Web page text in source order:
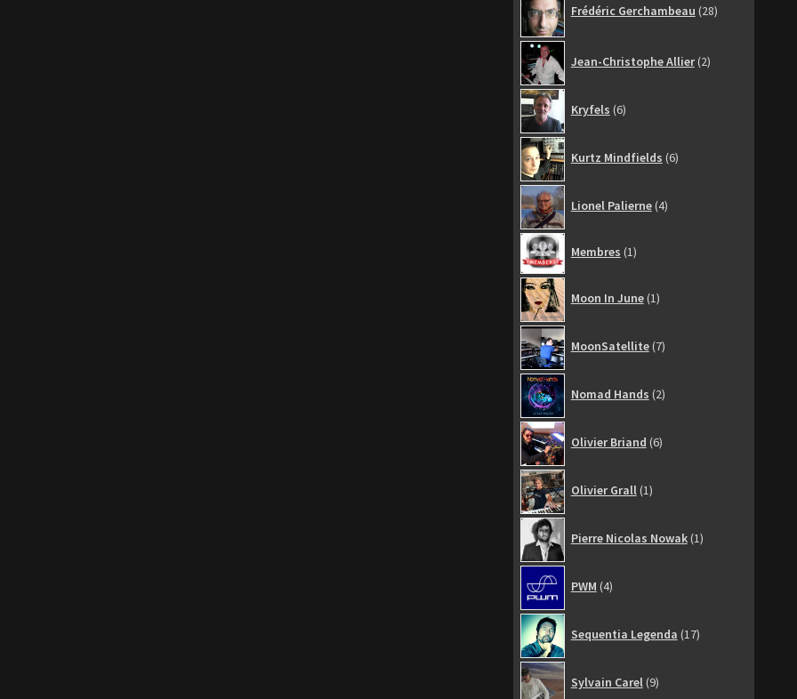
Frédéric Gerchambeau 28produits
Jean-Christophe Allier 2produits
Kryfels 6produits
Kurtz Mindfields 6produits
Lionel Palierne 4produits
Membres 1
produit
Moon In June 1produit
MoonSatellite 7produits
Nomad Hands 2produits
Olivier Briand 6produits
Olivier Grall 1produit
Pierre Nicolas Nowak 1produit
PWM 4produits
Sequentia Legenda 17produits
Sylvain Carel 9produits